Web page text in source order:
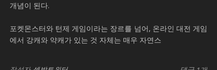
개념이 된다.
포켓몬스터와 턴제 게임이라는 장르를 넘어, 온라인 대전 게임
에서 강캐와 약캐가 있는 것 자체는 매우 자연스